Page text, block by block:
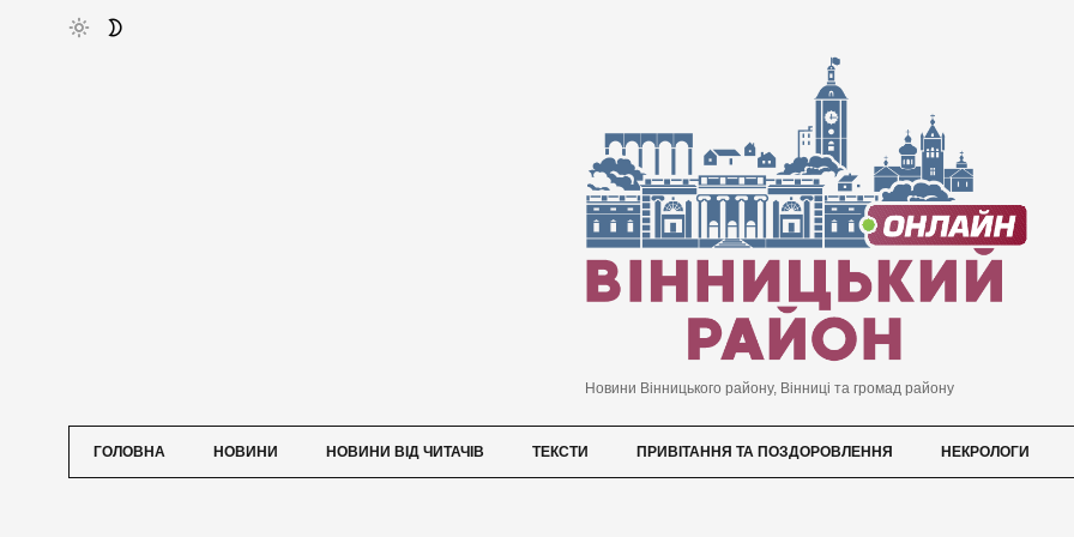
Новини Вінницького району, Вінниці та громад району
ГОЛОВНА НОВИНИ НОВИНИ ВІД ЧИТАЧІВ ТЕКСТИ ПРИВІТАННЯ ТА ПОЗДОРОВЛЕННЯ НЕКРОЛОГИ